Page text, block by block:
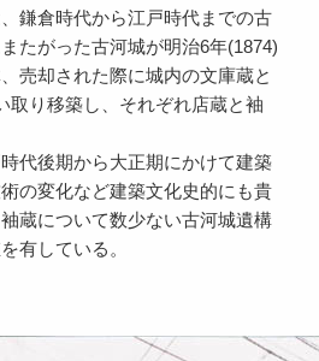
鎌倉時代から江戸時代までの古
たがった古河城が明治6年(1874)
売却された際に城内の文庫蔵と
取り移築し、それぞれ店蔵と袖
代後期から大正期にかけて建築
の変化など建築文化史的にも貴
蔵について数少ない古河城遺構
有している。